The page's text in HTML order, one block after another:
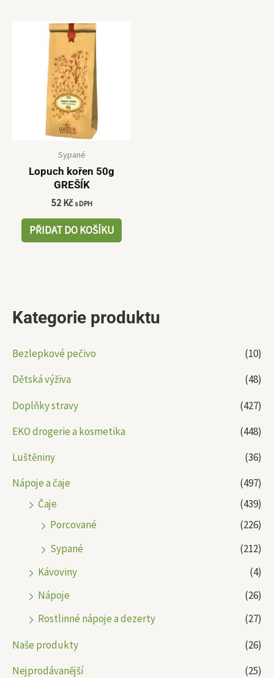
Kategorie produktu
Bezlepkové pečivo
(10)
Dětská výživa
(48)
Doplňky stravy
(427)
EKO drogerie a kosmetika
(448)
Luštěniny
(36)
Nápoje a čaje
(497)
Čaje
(439)
Porcované
(226)
Sypané
(212)
Kávoviny
(4)
Nápoje
(26)
Rostlinné nápoje a dezerty
(27)
Naše produkty
(26)
Nejprodávanější
(25)
Sypané
Lopuch kořen 50g
GREŠÍK
52 Kč s DPH
PŘIDAT DO KOŠÍKU